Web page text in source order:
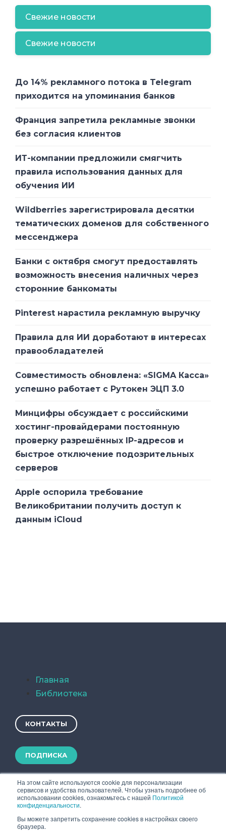
На этом сайте используются cookie для персонализации
сервисов и удобства пользователей. Чтобы узнать подробнее об
использовании cookies, ознакомьтесь с нашей Политикой
конфиденциальности.
Вы можете запретить сохранение cookies в настройках своего
браузера.
Свежие новости
Свежие новости
До 14% рекламного потока в Telegram
приходится на упоминания банков
Франция запретила рекламные звонки
без согласия клиентов
ИТ-компании предложили смягчить
правила использования данных для
обучения ИИ
Wildberries зарегистрировала десятки
тематических доменов для собственного
мессенджера
Банки с октября смогут предоставлять
возможность внесения наличных через
сторонние банкоматы
Pinterest нарастила рекламную выручку
Правила для ИИ доработают в интересах
правообладателей
Совместимость обновлена: «SIGMA Касса»
успешно работает с Рутокен ЭЦП 3.0
Минцифры обсуждает с российскими
хостинг-провайдерами постоянную
проверку разрешённых IP-адресов и
быстрое отключение подозрительных
серверов
Apple оспорила требование
Великобритании получить доступ к
данным iCloud
Главная
Библиотека
КОНТАКТЫ
ПОДПИСКА